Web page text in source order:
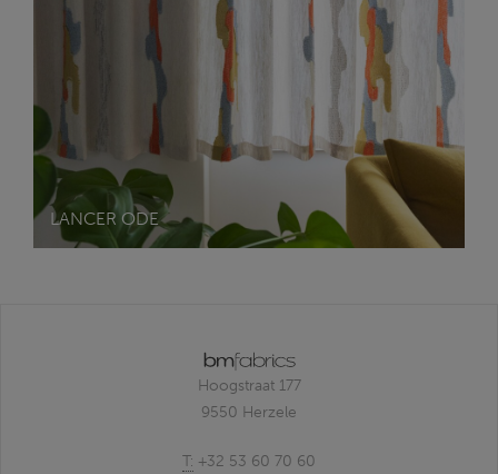
LANCER ODE
Hoogstraat 177
9550 Herzele
T: +32 53 60 70 60